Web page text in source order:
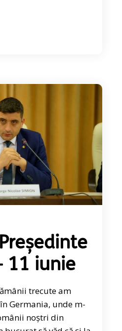
11 iunie
trecute am
Germania, unde m-
noștri din